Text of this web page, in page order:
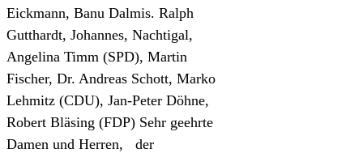
Eickmann, Banu Dalmis. Ralph
Gutthardt, Johannes, Nachtigal,
Angelina Timm (SPD), Martin
Fischer, Dr. Andreas Schott, Marko
Lehmitz (CDU), Jan-Peter Döhne,
Robert Bläsing (FDP) Sehr geehrte
Damen und Herren, der